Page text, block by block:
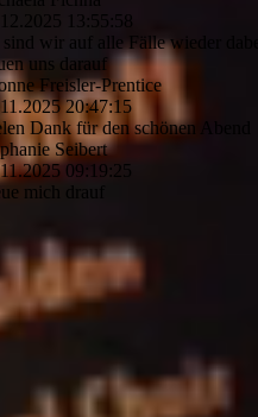
13:55:58
sind wir auf alle Fälle wieder dabei
uns darauf
Freisler-Prentice
20:47:15
Dank für den schönen Abend
Seibert
09:19:25
mich drauf